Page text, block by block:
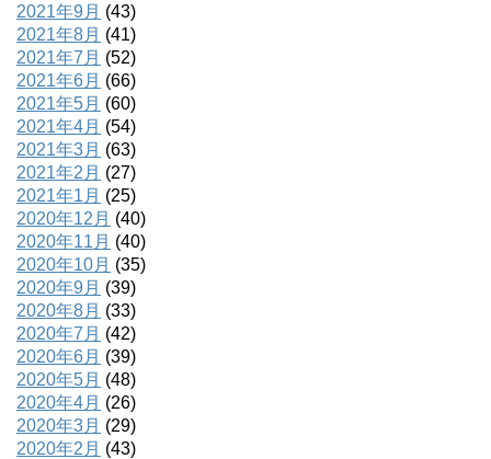
2021年9月 (43)
2021年8月 (41)
2021年7月 (52)
2021年6月 (66)
2021年5月 (60)
2021年4月 (54)
2021年3月 (63)
2021年2月 (27)
2021年1月 (25)
2020年12月 (40)
2020年11月 (40)
2020年10月 (35)
2020年9月 (39)
2020年8月 (33)
2020年7月 (42)
2020年6月 (39)
2020年5月 (48)
2020年4月 (26)
2020年3月 (29)
2020年2月 (43)